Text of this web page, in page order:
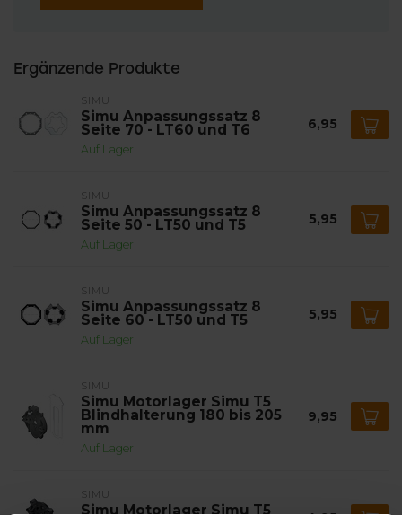
Ergänzende Produkte
SIMU
Simu Anpassungssatz 8
Seite 70 - LT60 und T6
Auf Lager
6,95
SIMU
Simu Anpassungssatz 8
Seite 50 - LT50 und T5
Auf Lager
5,95
SIMU
Simu Anpassungssatz 8
Seite 60 - LT50 und T5
Auf Lager
5,95
SIMU
Simu Motorlager Simu T5
Blindhalterung 180 bis 205
mm
Auf Lager
9,95
SIMU
Simu Motorlager Simu T5